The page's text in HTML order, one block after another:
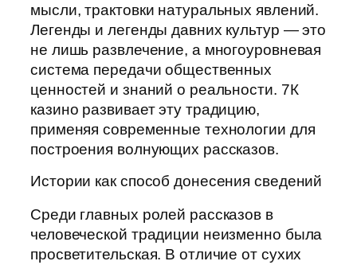
мысли, трактовки натуральных явлений.
Легенды и легенды давних культур — это
не лишь развлечение, а многоуровневая
система передачи общественных
ценностей и знаний о реальности. 7К
казино развивает эту традицию,
применяя современные технологии для
построения волнующих рассказов.
Истории как способ донесения сведений
Среди главных ролей рассказов в
человеческой традиции неизменно была
просветительская. В отличие от сухих